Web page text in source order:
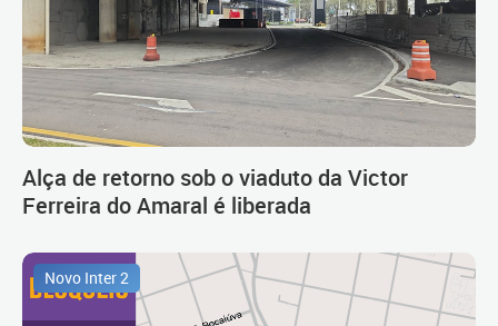
Alça de retorno sob o viaduto da Victor
Ferreira do Amaral é liberada
Novo Inter 2